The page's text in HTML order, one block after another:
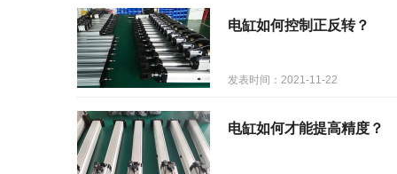
电缸如何控制正反转？
发表时间：2021-11-22
电缸如何才能提高精度？